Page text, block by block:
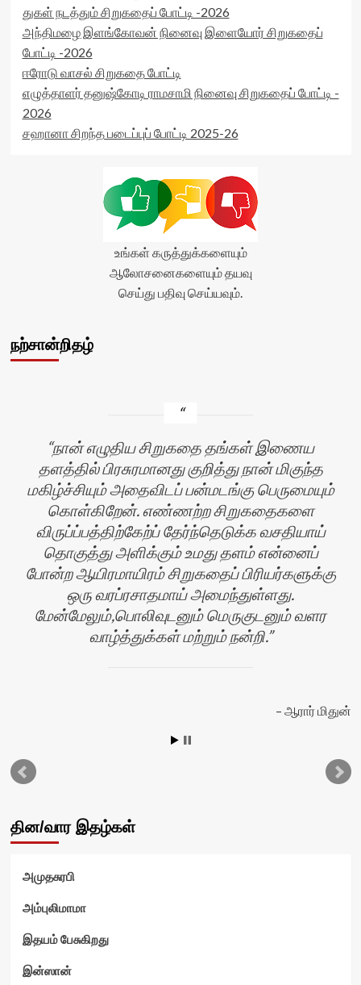
துகள் நடத்தும் சிறுகதைப் போட்டி -2026
அந்திமழை இளங்கோவன் நினைவு இளையோர் சிறுகதைப்
போட்டி -2026
ஈரோடு வாசல் சிறுகதை போட்டி
எழுத்தாளர் தனுஷ்கோடி ராமசாமி நினைவு சிறுகதைப் போட்டி -
2026
சஹானா சிறந்த படைப்புப் போட்டி 2025-26
உங்கள் கருத்துக்களையும்
ஆலோசனைகளையும் தயவு
செய்து பதிவு செய்யவும்.
நற்சான்றிதழ்
நான் எழுதிய சிறுகதை தங்கள் இணைய
தளத்தில் பிரசுரமானது குறித்து நான் மிகுந்த
மகிழ்ச்சியும் அதைவிடப் பன்மடங்கு பெருமையும்
கொள்கிறேன். எண்ணற்ற சிறுகதைகளை
விருப்ப்பத்திற்கேற்ப் தேர்ந்தெடுக்க வசதியாய்
தொகுத்து அளிக்கும் உமது தளம் என்னைப்
போன்ற ஆயிரமாயிரம் சிறுகதைப் பிரியர்களுக்கு
ஒரு வரப்ரசாதமாய் அமைந்துள்ளது.
மேன்மேலும்,பொலிவுடனும் மெருகுடனும் வளர
வாழ்த்துக்கள் மற்றும் நன்றி.
ஆரார் மிதுன்
தின/வார இதழ்கள்
அமுதசுரபி
அம்புலிமாமா
இதயம் பேசுகிறது
இன்ஸான்